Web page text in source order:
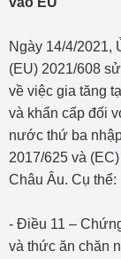
Ngày 14/4/2021,
(EU) 2021/608
về việc gia tăng
và khẩn cấp đối
nước thứ ba
2017/625 và
Châu Âu. Cụ thể:
- Điều 11 –
và thức ăn chăn